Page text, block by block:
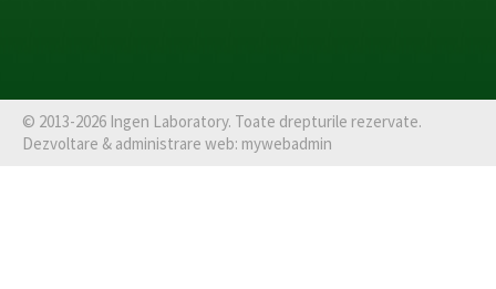
© 2013-2026 Ingen Laboratory. Toate drepturile rezervate.
Dezvoltare & administrare web: mywebadmin